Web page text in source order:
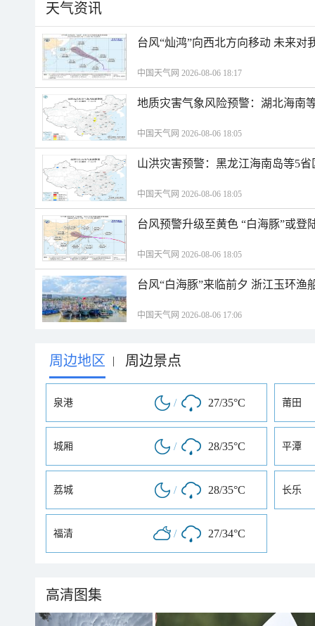
天气资讯
台风“灿鸿”向西北方向移动 未来对
中国天气网 2026-08-06 18:17
地质灾害气象风险预警：湖北海南
中国天气网 2026-08-06 18:05
山洪灾害预警：黑龙江海南岛等5
中国天气网 2026-08-06 18:05
台风预警升级至黄色 “白海豚”或登
中国天气网 2026-08-06 18:05
台风“白海豚”来临前夕 浙江玉环渔
中国天气网 2026-08-06 17:06
周边地区 | 周边景点
泉港 / 27/35°C 莆田
城厢 / 28/35°C 平潭
荔城 / 28/35°C 长乐
福清 / 27/34°C
高清图集